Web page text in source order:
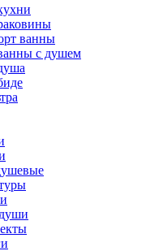
ванны
с душем